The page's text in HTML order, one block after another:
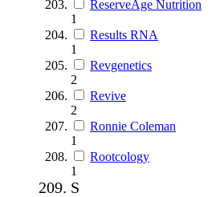
ReserveAge Nutrition
1
Results RNA
1
Revgenetics
2
Revive
2
Ronnie Coleman
1
Rootcology
1
S